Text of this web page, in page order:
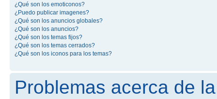
¿Qué son los emoticonos?
¿Puedo publicar imagenes?
¿Qué son los anuncios globales?
¿Qué son los anuncios?
¿Qué son los temas fijos?
¿Qué son los temas cerrados?
¿Qué son los iconos para los temas?
Problemas acerca de